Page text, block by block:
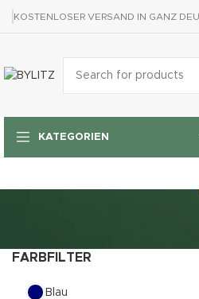
KOSTENLOSER VERSAND IN GANZ
KATEGORIEN
FARBFILTER
Blau